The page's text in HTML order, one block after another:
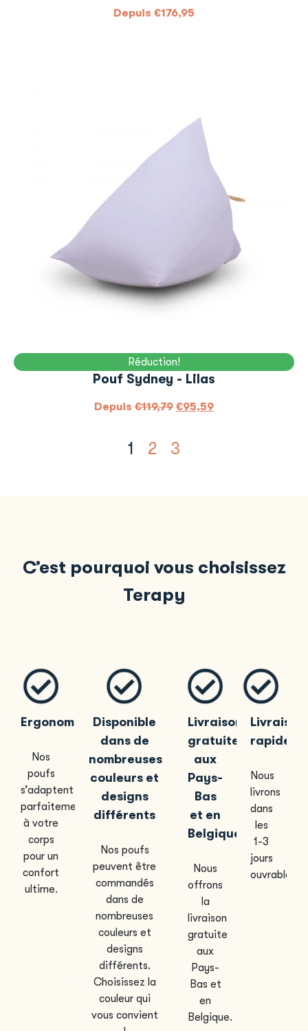
Depuis €176,95
Réduction!
Pouf Sydney - Lilas
Depuis €119,79 €95,59
1 2 3
C’est pourquoi vous choisissez
Terapy
Ergonomique
Nos
poufs
s’adaptent
parfaitement
à votre
corps
pour un
confort
ultime.
Disponible
dans de
nombreuses
couleurs et
designs
différents
Nos poufs
peuvent être
commandés
dans de
nombreuses
couleurs et
designs
différents.
Choisissez la
couleur qui
vous convient
Livraison
gratuite
aux
Pays-
Bas
et en
Belgique
Nous
offrons
la
livraison
gratuite
aux
Pays-
Bas et
en
Belgique.
Livraison
rapide
Nous
livrons
dans
les
1-3
jours
ouvrables.